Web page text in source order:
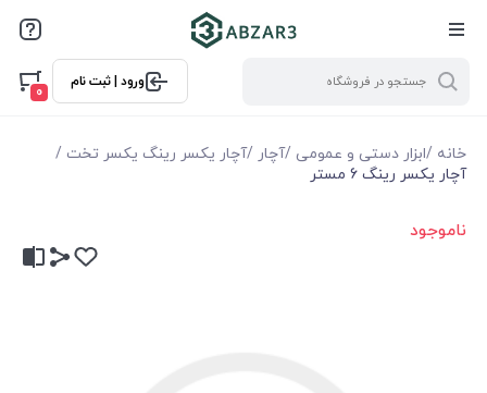
ورود | ثبت نام
0
خانه /ابزار دستی و عمومی /آچار /آچار یکسر رینگ یکسر تخت /
آچار يكسر رينگ 6 مستر
ناموجود